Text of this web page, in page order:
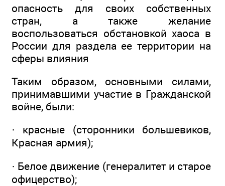
опасность для своих собственных
стран, а также желание
воспользоваться обстановкой хаоса в
России для раздела ее территории на
сферы влияния
Таким образом, основными силами,
принимавшими участие в Гражданской
войне, были:
· красные (сторонники большевиков,
Красная армия);
· Белое движение (генералитет и старое
офицерство);